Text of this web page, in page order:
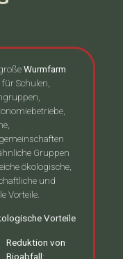
Wurmfarm
für Schulen,
Gruppen
ökologische,
und
Vorteile.
Vorteile
Reduktion von
Bioabfall: